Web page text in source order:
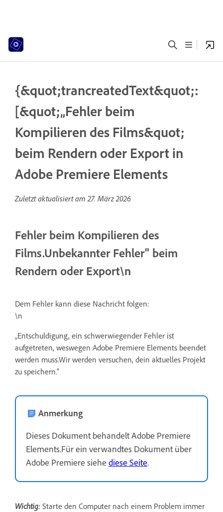
{&quot;trancreatedText&quot;:
[&quot;„Fehler beim
Kompilieren des Films&quot;
beim Rendern oder Export in
Adobe Premiere Elements
Zuletzt aktualisiert am27. März 2026
Fehler beim Kompilieren des
Films.Unbekannter Fehler" beim
Rendern oder Export\n
Dem Fehler kann diese Nachricht folgen:
\n
„Entschuldigung, ein schwerwiegender Fehler ist
aufgetreten, weswegen Adobe Premiere Elements beendet
werden muss.Wir werden versuchen, dein aktuelles Projekt
zu speichern."
Anmerkung
Dieses Dokument behandelt Adobe Premiere
Elements.Für ein verwandtes Dokument über
Adobe Premiere siehe diese Seite.
Wichtig: Starte den Computer nach einem Problem immer